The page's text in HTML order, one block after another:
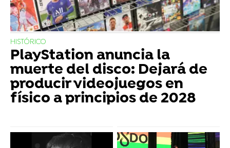
HISTÓRICO
PlayStation anuncia la
muerte del disco: Dejará de
producir videojuegos en
físico a principios de 2028